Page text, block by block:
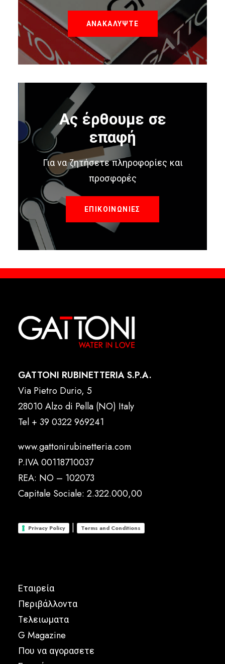
ΑΝΑΚΑΛΥΨΤΕ
Ας έρθουμε σε
επαφή
Για να ζητήσετε πληροφορίες και
προσφορές
ΕΠΙΚΟΙΝΩΝΙΕΣ
GATTONI RUBINETTERIA S.P.A.
Via Pietro Durio, 5
28010 Alzo di Pella (NO) Italy
Tel + 39 0322 969241
www.gattonirubinetteria.com
P.IVA 00118710037
REA: NO – 102073
Capitale Sociale: 2.322.000,00
Privacy Policy | Terms and Conditions
Εταιρεία
Περιβάλλοντα
Tελειωματα
G Magazine
Που να αγορασετε